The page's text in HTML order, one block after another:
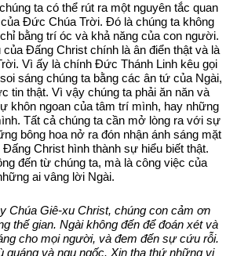
ta có thể rút ra một nguyên tắc quan
Đức Chúa Trời. Đó là chúng ta không
bằng trí óc và khả năng của con người.
của Đấng Christ chính là ân điển thật và là
Vì ấy là chính Đức Thánh Linh kêu gọi
sáng chúng ta bằng các ân tứ của Ngài,
tin thật. Vì vậy chúng ta phải ăn năn và
khôn ngoan của tâm trí mình, hay những
Tất cả chúng ta cần mở lòng ra với sự
bông hoa nở ra đón nhận ánh sáng mặt
Christ hình thành sự hiểu biết thật.
đến từ chúng ta, mà là công việc của
ai vâng lời Ngài.
Chúa Giê-xu Christ, chúng con cảm ơn
thế gian. Ngài không đến để đoán xét và
cho mọi người, và đem đến sự cứu rỗi.
quáng và ngu ngốc. Xin tha thứ những vi